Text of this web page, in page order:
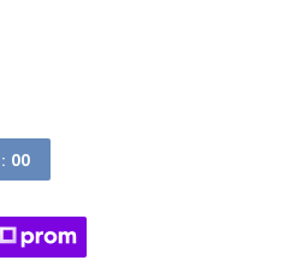
00